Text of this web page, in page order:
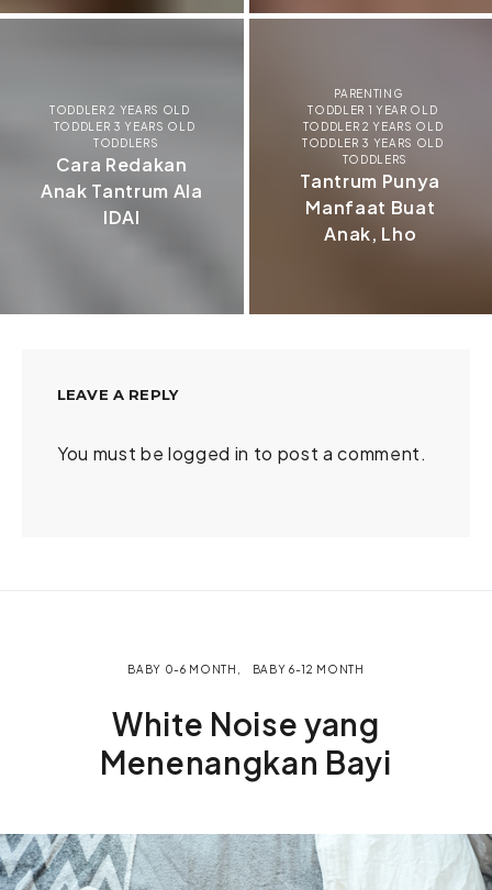
TODDLER 2 YEARS OLD
TODDLER 3 YEARS OLD
TODDLERS
Cara Redakan
Anak Tantrum Ala
IDAI
PARENTING
TODDLER 1 YEAR OLD
TODDLER 2 YEARS OLD
TODDLER 3 YEARS OLD
TODDLERS
Tantrum Punya
Manfaat Buat
Anak, Lho
LEAVE A REPLY
You must be logged in to post a comment.
BABY 0-6 MONTH BABY 6-12 MONTH
White Noise yang
Menenangkan Bayi